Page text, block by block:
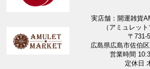
実店舗：開運雑貨
（アミュレッ
〒731-
広島県広島市佐伯
営業時間
定休日